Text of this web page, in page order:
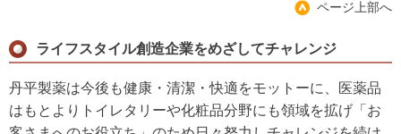
ページ上部へ
ライフスタイル創造企業をめざしてチャレンジ
丹平製薬は今後も健康・清潔・快適をモットーに、医薬品
はもとよりトイレタリーや化粧品分野にも領域を拡げ「お